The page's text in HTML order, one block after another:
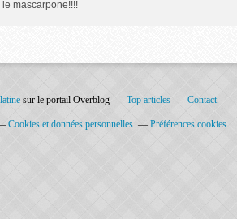
le mascarpone!!!!
sur le portail Overblog Top articles Contact
Cookies et données personnelles Préférences cookies